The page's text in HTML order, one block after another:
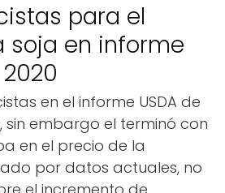
para el
soja en informe
en el informe USDA de
sin embargo el terminó con
en el precio de la
por datos actuales, no